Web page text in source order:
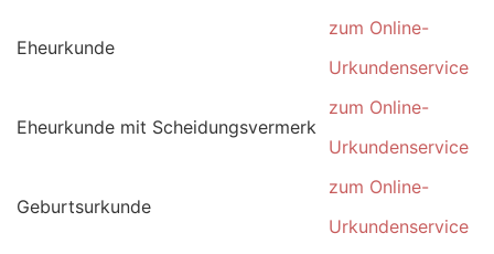
Eheurkunde
zum Online-
Urkundenservice
Eheurkunde mit Scheidungsvermerk
zum Online-
Urkundenservice
Geburtsurkunde
zum Online-
Urkundenservice